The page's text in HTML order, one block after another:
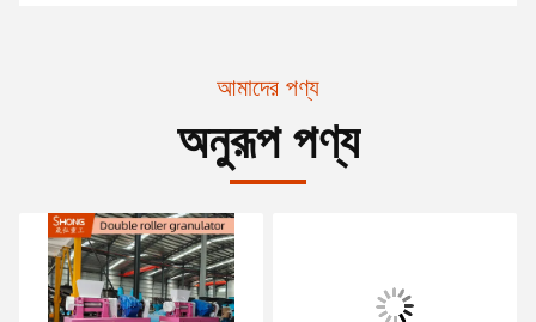
আমাদের পণ্য
অনুরূপ পণ্য